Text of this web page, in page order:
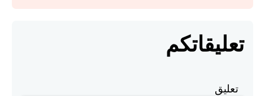
تعليقاتكم
تعليق